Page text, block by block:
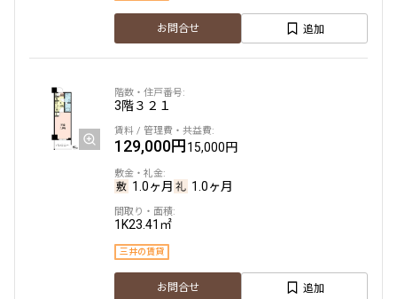
お問合せ 追加
3階３２１
129,000円15,000円
1.0ヶ月 1.0ヶ月
1K23.41㎡
三井の賃貸
お問合せ 追加